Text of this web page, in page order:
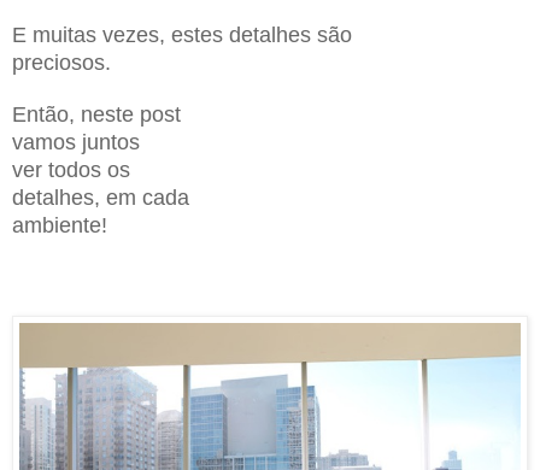
E muitas vezes, estes detalhes são
preciosos.
Então, neste post
vamos juntos
ver todos os
detalhes, em cada
ambiente!